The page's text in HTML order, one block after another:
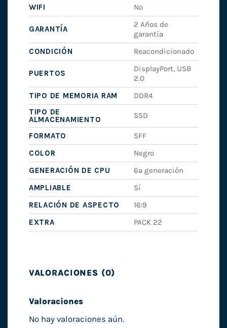
WIFI
No
GARANTÍA
2 Años de
garantía
CONDICIÓN
Reacondicionado
PUERTOS
DisplayPort, USB
2.0
TIPO DE MEMORIA RAM
DDR4
TIPO DE
ALMACENAMIENTO
SSD
FORMATO
SFF
COLOR
Negro
GENERACIÓN DE CPU
6ª generación
AMPLIABLE
Sí
RELACIÓN DE ASPECTO
16:9
EXTRA
PACK 22
VALORACIONES (0)
Valoraciones
No hay valoraciones aún.